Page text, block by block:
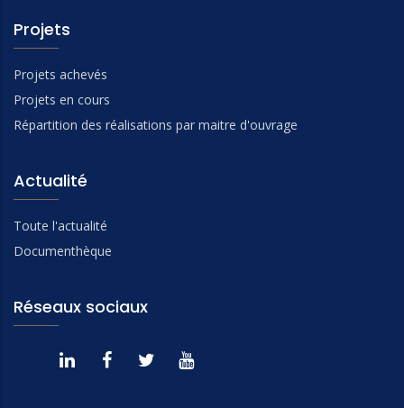
Projets
Projets achevés
Projets en cours
Répartition des réalisations par maitre d'ouvrage
Actualité
Toute l'actualité
Documenthèque
Réseaux sociaux